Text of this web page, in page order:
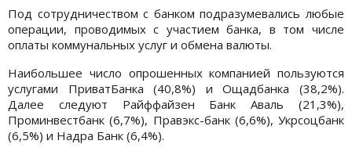
Под сотрудничеством с банком подразумевались любые
операции, проводимых с участием банка, в том числе
оплаты коммунальных услуг и обмена валюты.
Наибольшее число опрошенных компанией пользуются
услугами ПриватБанка (40,8%) и Ощадбанка (38,2%).
Далее следуют Райффайзен Банк Аваль (21,3%),
Проминвестбанк (6,7%), Правэкс-банк (6,6%), Укрсоцбанк
(6,5%) и Надра Банк (6,4%).